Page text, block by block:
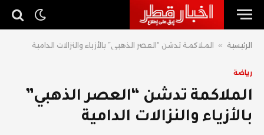
الرئيسية » الملاكمة تدشن “العصر الذهبي” بالأزياء والنزالات الدامية
رياضة
الملاكمة تدشن “العصر الذهبي”
بالأزياء والنزالات الدامية